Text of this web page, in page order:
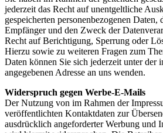
jederzeit das Recht auf unentgeltliche
gespeicherten personenbezogenen
Empfänger und den Zweck der
Recht auf Berichtigung, Sperrung oder
Hierzu sowie zu weiteren Fragen zum
Daten können Sie sich jederzeit unter der
angegebenen Adresse an uns wenden.
Widerspruch gegen Werbe-E-Mails
Der Nutzung von im Rahmen der
veröffentlichten Kontaktdaten zur
ausdrücklich angeforderter Werbung und